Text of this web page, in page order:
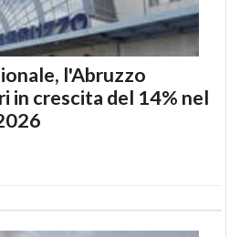
l'Abruzzo
in crescita del 14% nel